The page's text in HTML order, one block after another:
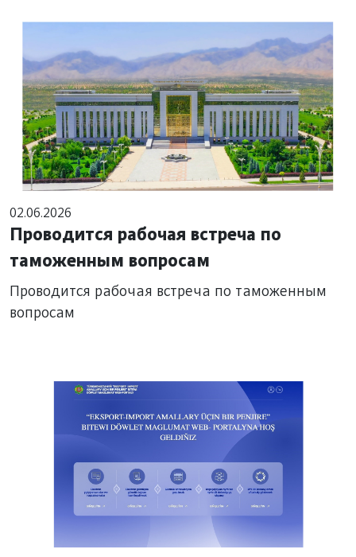
02.06.2026
Проводится рабочая встреча по
таможенным вопросам
Проводится рабочая встреча по таможенным
вопросам